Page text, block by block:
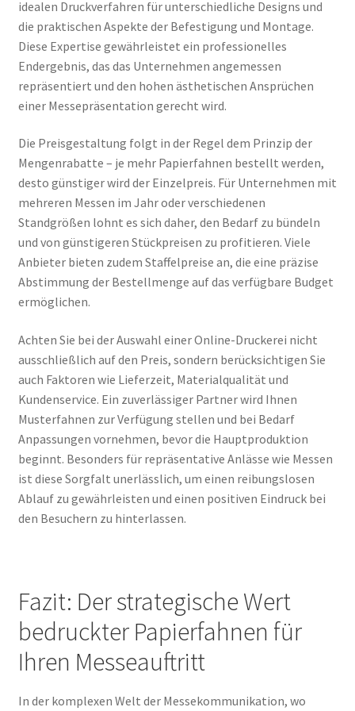
idealen Druckverfahren für unterschiedliche Designs und
die praktischen Aspekte der Befestigung und Montage.
Diese Expertise gewährleistet ein professionelles
Endergebnis, das das Unternehmen angemessen
repräsentiert und den hohen ästhetischen Ansprüchen
einer Messepräsentation gerecht wird.
Die Preisgestaltung folgt in der Regel dem Prinzip der
Mengenrabatte – je mehr Papierfahnen bestellt werden,
desto günstiger wird der Einzelpreis. Für Unternehmen mit
mehreren Messen im Jahr oder verschiedenen
Standgrößen lohnt es sich daher, den Bedarf zu bündeln
und von günstigeren Stückpreisen zu profitieren. Viele
Anbieter bieten zudem Staffelpreise an, die eine präzise
Abstimmung der Bestellmenge auf das verfügbare Budget
ermöglichen.
Achten Sie bei der Auswahl einer Online-Druckerei nicht
ausschließlich auf den Preis, sondern berücksichtigen Sie
auch Faktoren wie Lieferzeit, Materialqualität und
Kundenservice. Ein zuverlässiger Partner wird Ihnen
Musterfahnen zur Verfügung stellen und bei Bedarf
Anpassungen vornehmen, bevor die Hauptproduktion
beginnt. Besonders für repräsentative Anlässe wie Messen
ist diese Sorgfalt unerlässlich, um einen reibungslosen
Ablauf zu gewährleisten und einen positiven Eindruck bei
den Besuchern zu hinterlassen.
Fazit: Der strategische Wert
bedruckter Papierfahnen für
Ihren Messeauftritt
In der komplexen Welt der Messekommunikation, wo